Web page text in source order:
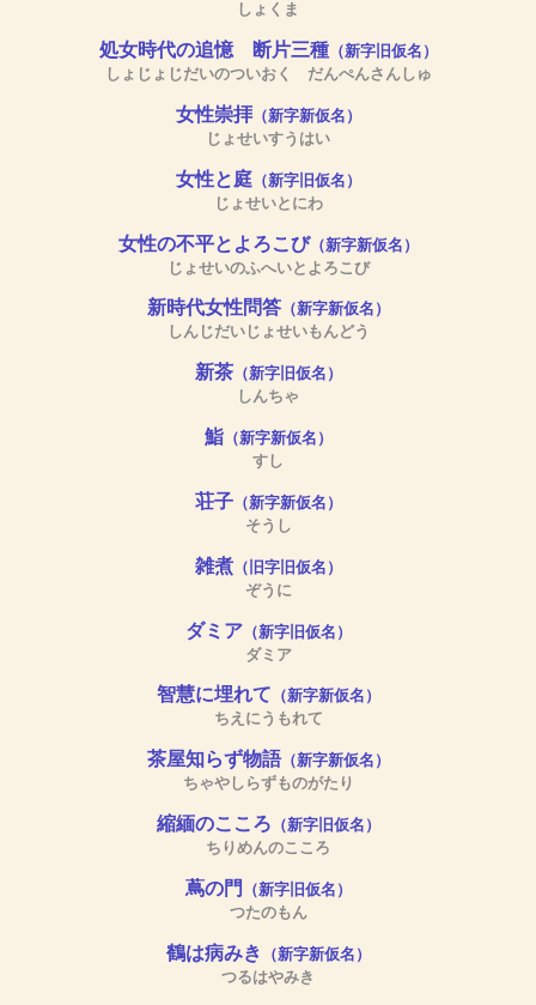
しょくま
処女時代の追憶 断片三種（新字旧仮名）
しょじょじだいのついおく だんぺんさんしゅ
女性崇拝（新字新仮名）
じょせいすうはい
女性と庭 （新字旧仮名）
じょせいとにわ
女性の不平とよろこび（新字新仮名）
じょせいのふへいとよろこび
新時代女性問答（新字新仮名）
しんじだいじょせいもんどう
新茶（新字旧仮名）
しんちゃ
鮨（新字新仮名）
すし
荘子（新字新仮名）
そうし
雑煮（旧字旧仮名）
ぞうに
ダミア（新字旧仮名）
ダミア
智慧に埋れて （新字新仮名）
ちえにうもれて
茶屋知らず物語（新字新仮名）
ちゃやしらずものがたり
縮緬のこころ （新字旧仮名）
ちりめんのこころ
蔦の門 （新字旧仮名）
つたのもん
鶴は病みき （新字新仮名）
つるはやみき